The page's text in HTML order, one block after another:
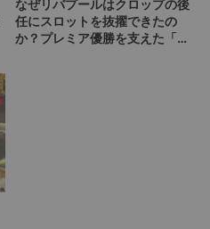
なぜリバプールはクロップの後
任にスロットを抜擢できたの
か？プレミア優勝を支えた「監